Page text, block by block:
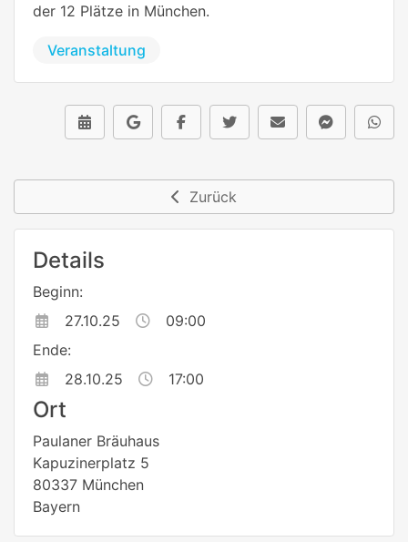
der 12 Plätze in München.
Veranstaltung
Zurück
Details
Beginn:
27.10.25
09:00
Ende:
28.10.25
17:00
Ort
Paulaner Bräuhaus
Kapuzinerplatz 5
80337 München
Bayern